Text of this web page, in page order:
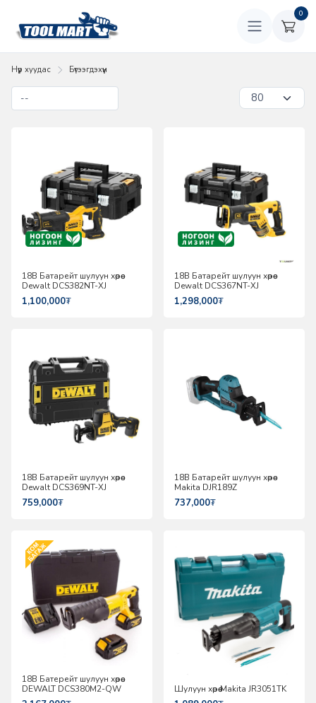
0
Нүүр хуудас Бүтээгдэхүүн
18В Батарейт шулуун хөрөө
Dewalt DCS382NT-XJ
1,100,000₮
18В Батарейт шулуун хөрөө
Dewalt DCS367NT-XJ
1,298,000₮
18В Батарейт шулуун хөрөө
Dewalt DCS369NT-XJ
759,000₮
18В Батарейт шулуун хөрөө
Makita DJR189Z
737,000₮
18В Батерейт шулуун хөрөө
DEWALT DCS380M2-QW
Шулуун хөрөө Makita JR3051TK